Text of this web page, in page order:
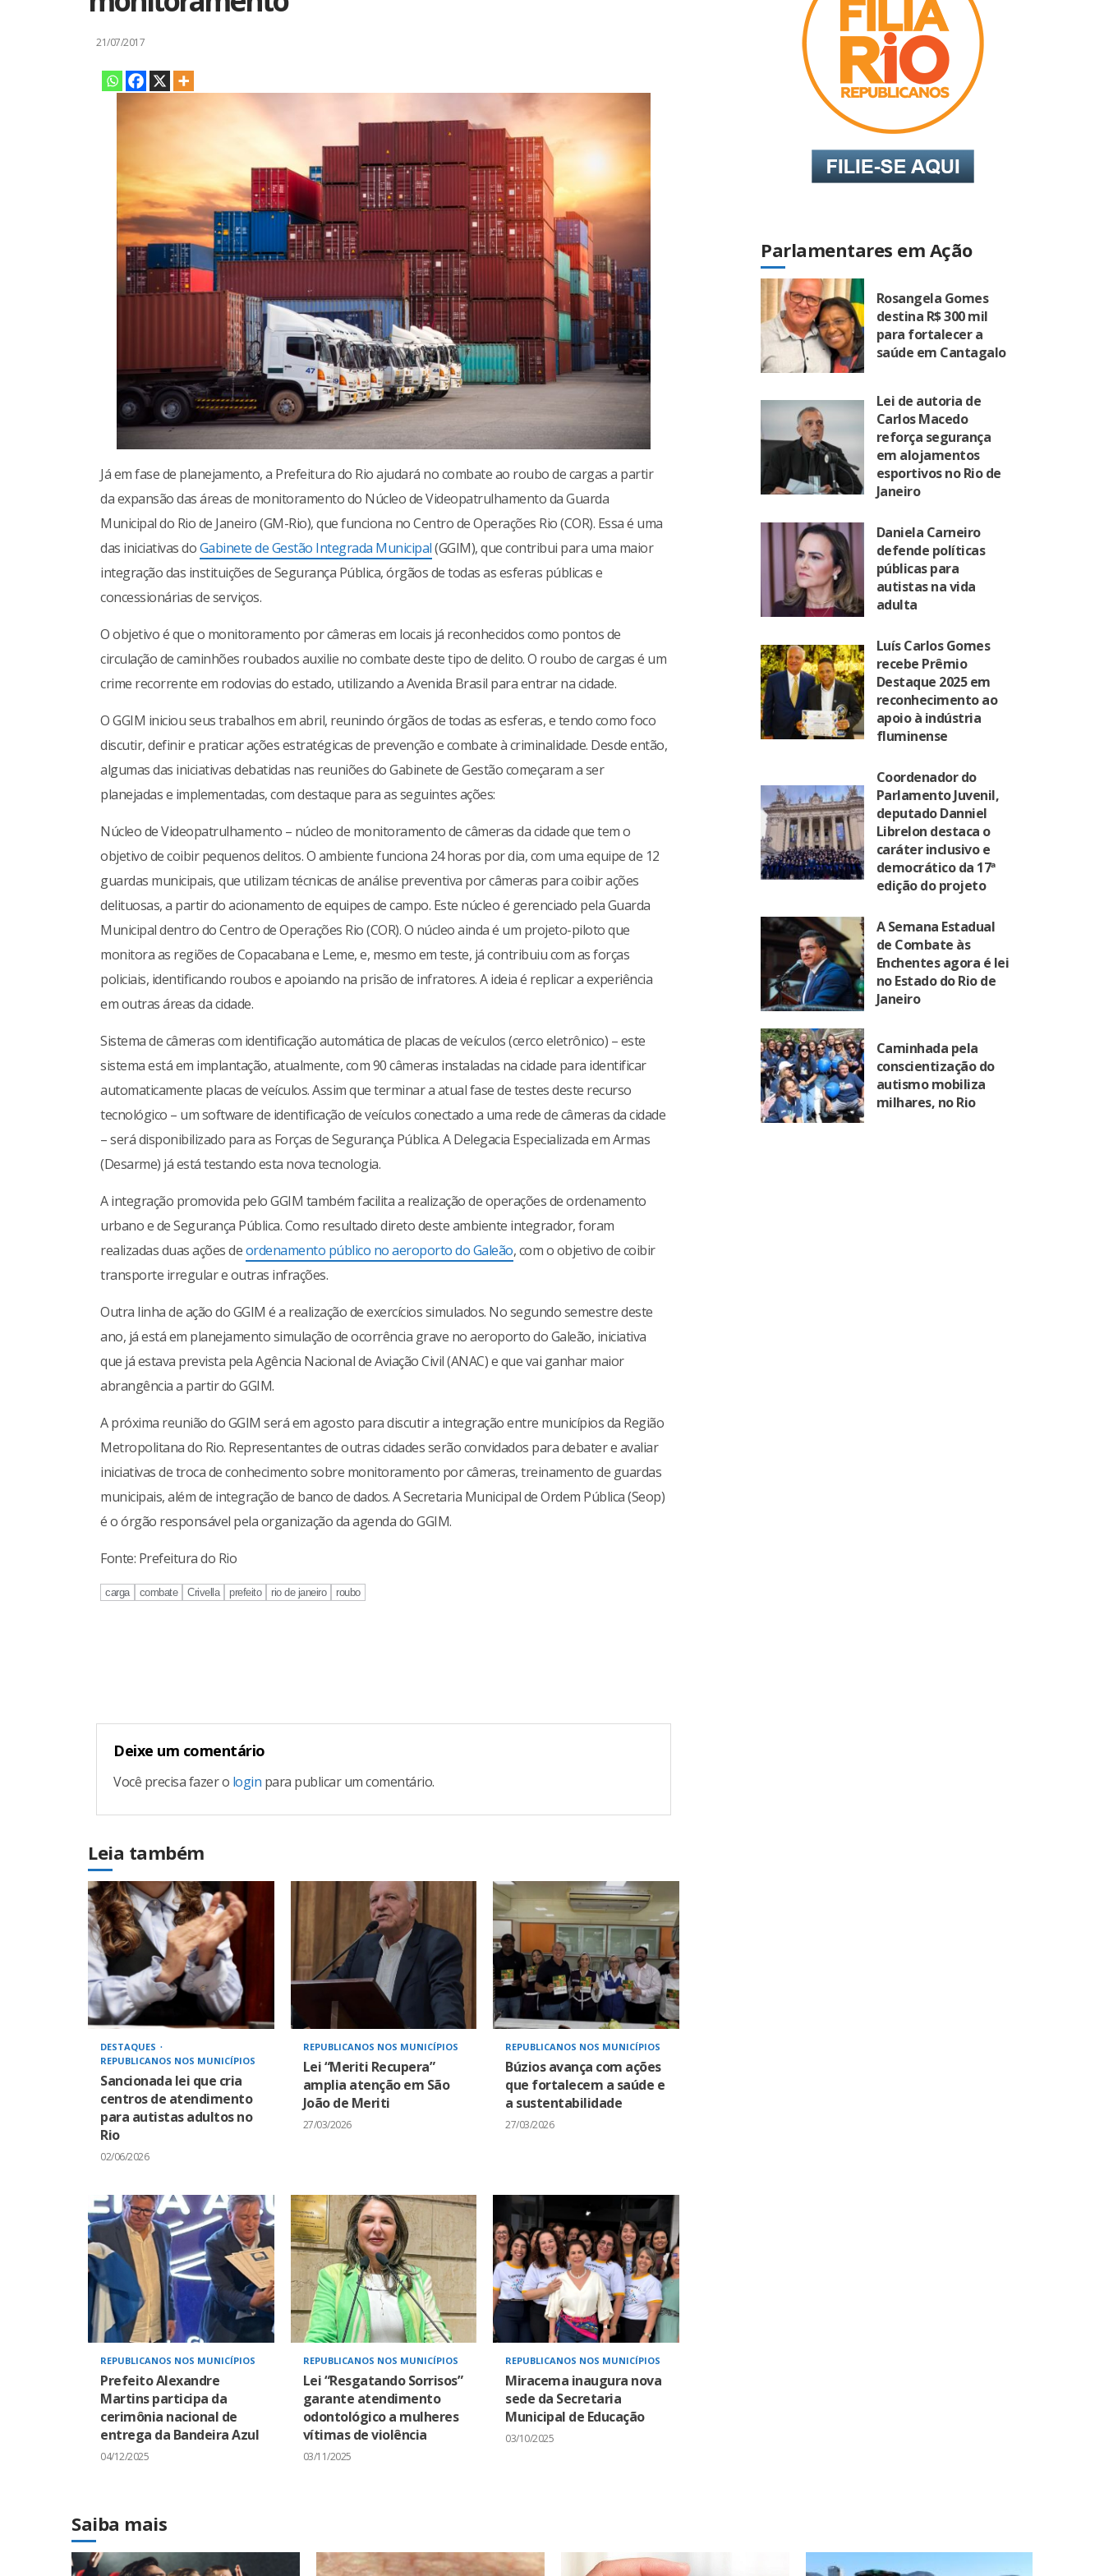
21/07/2017
Já em fase de planejamento, a Prefeitura do Rio ajudará no combate ao roubo de cargas a partir
da expansão das áreas de monitoramento do Núcleo de Videopatrulhamento da Guarda
Municipal do Rio de Janeiro (GM-Rio), que funciona no Centro de Operações Rio (COR). Essa é uma
das iniciativas doGabinete de Gestão Integrada Municipal(GGIM), que contribui para uma maior
integração das instituições de Segurança Pública, órgãos de todas as esferas públicas e
concessionárias de serviços.
O objetivo é que o monitoramento por câmeras em locais já reconhecidos como pontos de
circulação de caminhões roubados auxilie no combate deste tipo de delito. O roubo de cargas é um
crime recorrente em rodovias do estado, utilizando a Avenida Brasil para entrar na cidade.
O GGIM iniciou seus trabalhos em abril, reunindo órgãos de todas as esferas, e tendo como foco
discutir, definir e praticar ações estratégicas de prevenção e combate à criminalidade. Desde então,
algumas das iniciativas debatidas nas reuniões do Gabinete de Gestão começaram a ser
planejadas e implementadas, com destaque para as seguintes ações:
Núcleo de Videopatrulhamento – núcleo de monitoramento de câmeras da cidade que tem o
objetivo de coibir pequenos delitos. O ambiente funciona 24 horas por dia, com uma equipe de 12
guardas municipais, que utilizam técnicas de análise preventiva por câmeras para coibir ações
delituosas, a partir do acionamento de equipes de campo. Este núcleo é gerenciado pela Guarda
Municipal dentro do Centro de Operações Rio (COR). O núcleo ainda é um projeto-piloto que
monitora as regiões de Copacabana e Leme, e, mesmo em teste, já contribuiu com as forças
policiais, identificando roubos e apoiando na prisão de infratores. A ideia é replicar a experiência
em outras áreas da cidade.
Sistema de câmeras com identificação automática de placas de veículos (cerco eletrônico) – este
sistema está em implantação, atualmente, com 90 câmeras instaladas na cidade para identificar
automaticamente placas de veículos. Assim que terminar a atual fase de testes deste recurso
tecnológico – um software de identificação de veículos conectado a uma rede de câmeras da cidade
– será disponibilizado para as Forças de Segurança Pública. A Delegacia Especializada em Armas
(Desarme) já está testando esta nova tecnologia.
A integração promovida pelo GGIM também facilita a realização de operações de ordenamento
urbano e de Segurança Pública. Como resultado direto deste ambiente integrador, foram
realizadas duas ações deordenamento público no aeroporto do Galeão, com o objetivo de coibir
transporte irregular e outras infrações.
Outra linha de ação do GGIM é a realização de exercícios simulados. No segundo semestre deste
ano, já está em planejamento simulação de ocorrência grave no aeroporto do Galeão, iniciativa
que já estava prevista pela Agência Nacional de Aviação Civil (ANAC) e que vai ganhar maior
abrangência a partir do GGIM.
A próxima reunião do GGIM será em agosto para discutir a integração entre municípios da Região
Metropolitana do Rio. Representantes de outras cidades serão convidados para debater e avaliar
iniciativas de troca de conhecimento sobre monitoramento por câmeras, treinamento de guardas
municipais, além de integração de banco de dados. A Secretaria Municipal de Ordem Pública (Seop)
é o órgão responsável pela organização da agenda do GGIM.
Fonte: Prefeitura do Rio
carga combate Crivella prefeito rio de janeiro roubo
Deixe um comentário
Você precisa fazer o login para publicar um comentário.
Leia também
DESTAQUES
REPUBLICANOS NOS MUNICÍPIOS
Sancionada lei que cria
centros de atendimento
para autistas adultos no
Rio
02/06/2026
REPUBLICANOS NOS MUNICÍPIOS
Lei “Meriti Recupera”
amplia atenção em São
João de Meriti
27/03/2026
REPUBLICANOS NOS MUNICÍPIOS
Búzios avança com ações
que fortalecem a saúde e
a sustentabilidade
27/03/2026
REPUBLICANOS NOS MUNICÍPIOS
Prefeito Alexandre
Martins participa da
cerimônia nacional de
entrega da Bandeira Azul
04/12/2025
REPUBLICANOS NOS MUNICÍPIOS
Lei “Resgatando Sorrisos”
garante atendimento
odontológico a mulheres
vítimas de violência
03/11/2025
REPUBLICANOS NOS MUNICÍPIOS
Miracema inaugura nova
sede da Secretaria
Municipal de Educação
03/10/2025
Parlamentares em Ação
Rosangela Gomes
destina R$ 300 mil
para fortalecer a
saúde em Cantagalo
Lei de autoria de
Carlos Macedo
reforça segurança
em alojamentos
esportivos no Rio de
Janeiro
Daniela Carneiro
defende políticas
públicas para
autistas na vida
adulta
Luís Carlos Gomes
recebe Prêmio
Destaque 2025 em
reconhecimento ao
apoio à indústria
fluminense
Coordenador do
Parlamento Juvenil,
deputado Danniel
Librelon destaca o
caráter inclusivo e
democrático da 17ª
edição do projeto
A Semana Estadual
de Combate às
Enchentes agora é lei
no Estado do Rio de
Janeiro
Caminhada pela
conscientização do
autismo mobiliza
milhares, no Rio
Saiba mais